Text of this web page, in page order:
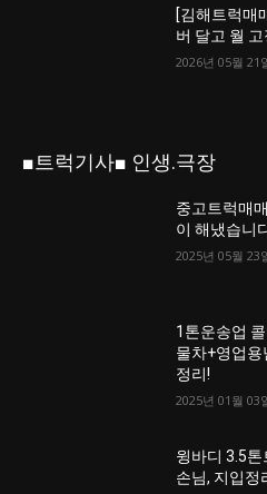
[김해트럭매
버 달고 월
2026년 05월 21
■트럭기사■ 인생.극장
중고트럭매
이 해냈습니
2025년 05월 23
1톤운송업
물차+영업
정리!
2025년 01월 03
윙바디 3.5
손님, 지입정